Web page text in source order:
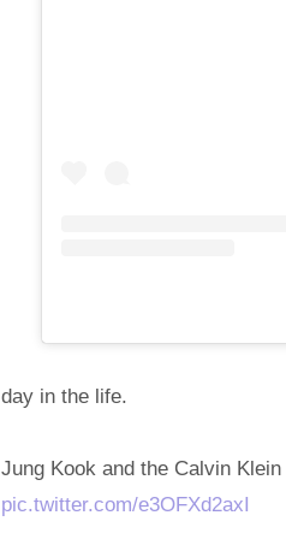
day in the life.
Jung Kook and the Calvin
pic.twitter.com/e3OFXd2axI